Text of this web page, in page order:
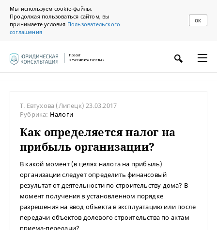
Мы используем cookie-файлы.
Продолжая пользоваться сайтом, вы
принимаете условия Пользовательского
соглашения
ОК
Проект
«Российской газеты»
Т. Евтухова (Липецк)23.03.2017
Рубрика: Налоги
Как определяется налог на
прибыль организации?
В какой момент (в целях налога на прибыль)
организации следует определить финансовый
результат от деятельности по строительству дома? В
момент получения в установленном порядке
разрешения на ввод объекта в эксплуатацию или после
передачи объектов долевого строительства по актам
приема-передачи?